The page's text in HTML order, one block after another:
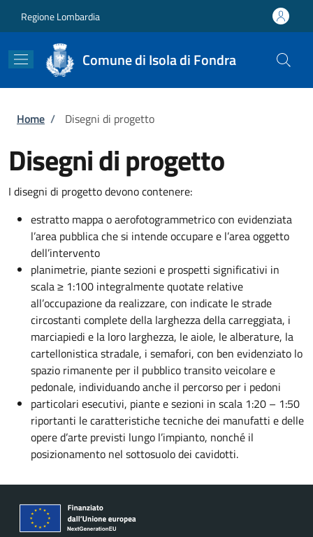
Regione Lombardia
Comune di Isola di Fondra
Briciole di pane
Home / Disegni di progetto
Disegni di progetto
I disegni di progetto devono contenere:
estratto mappa o aerofotogrammetrico con evidenziata
l’area pubblica che si intende occupare e l’area oggetto
dell’intervento
planimetrie, piante sezioni e prospetti significativi in
scala ≥ 1:100 integralmente quotate relative
all’occupazione da realizzare, con indicate le strade
circostanti complete della larghezza della carreggiata, i
marciapiedi e la loro larghezza, le aiole, le alberature, la
cartellonistica stradale, i semafori, con ben evidenziato lo
spazio rimanente per il pubblico transito veicolare e
pedonale, individuando anche il percorso per i pedoni
particolari esecutivi, piante e sezioni in scala 1:20 – 1:50
riportanti le caratteristiche tecniche dei manufatti e delle
opere d’arte previsti lungo l’impianto, nonché il
posizionamento nel sottosuolo dei cavidotti.